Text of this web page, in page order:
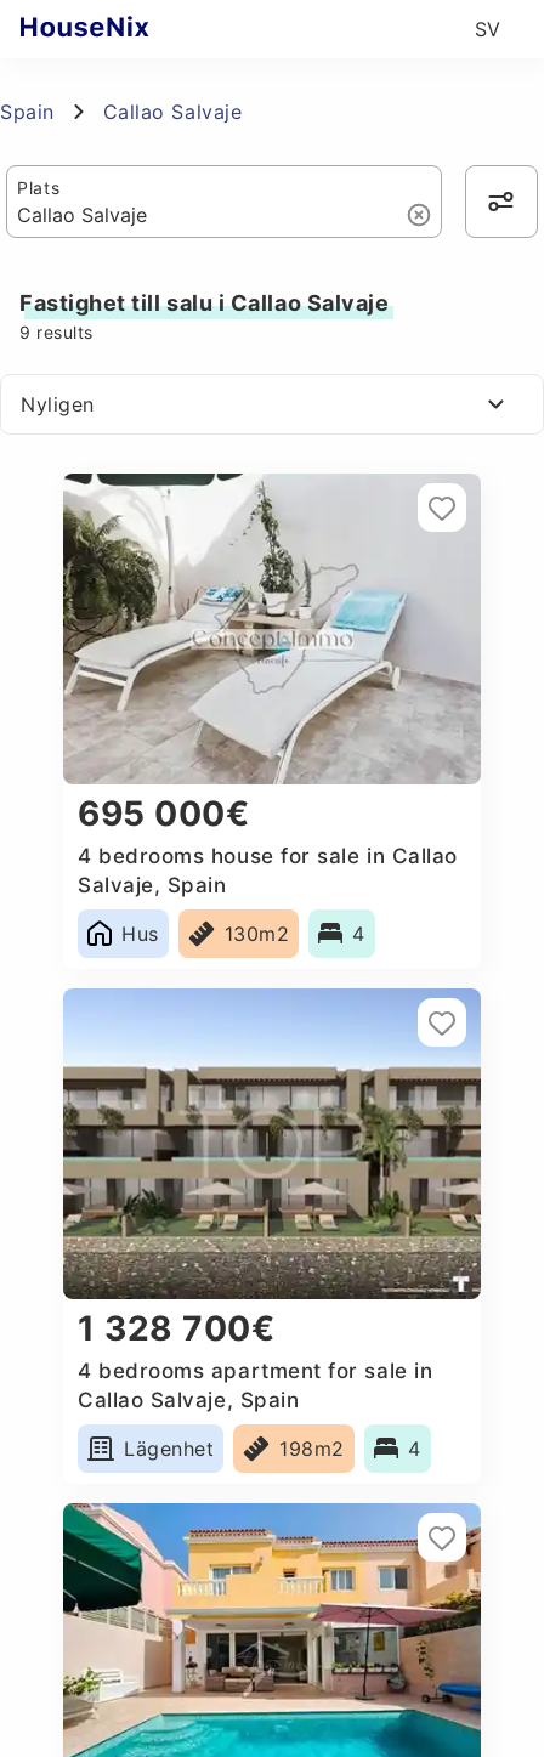
SV
Spain Callao Salvaje
Plats
Fastighet till salu i Callao Salvaje
9 results
Nyligen
695 000€
4 bedrooms house for sale in Callao
Salvaje, Spain
Hus
130m2 4
1 328 700€
4 bedrooms apartment for sale in
Callao Salvaje, Spain
Lägenhet
198m2 4